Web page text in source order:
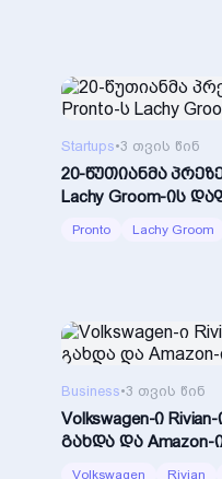
Startups•3 თვის წინ
20-წუთიანმა
Lachy Groom-ის
Pronto Lachy Groom
Business•3 თვის წინ
Volkswagen-ი
გახდა და
Volkswagen Rivian